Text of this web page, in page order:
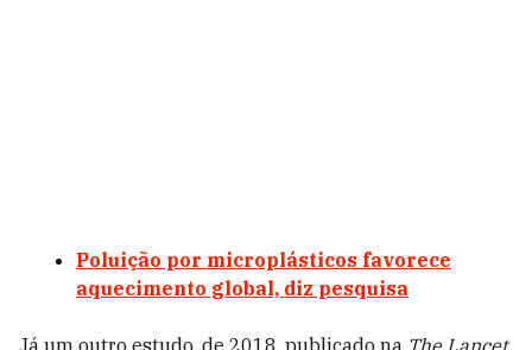
Poluição por microplásticos favorece
aquecimento global, diz pesquisa
Já um outro estudo, de 2018, publicado na The Lancet,